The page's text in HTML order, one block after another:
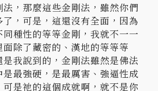
， 那麼這些金剛法，雖然你們
，可是，這還沒有全面， 因為
同種性的等等金剛，我就不一一
面除了藏密的、漢地的等等等
我說到的， 金剛法雖然是佛法
最強硬，是最厲害、 強逼性成
是祂的這個成就啊，就不是你